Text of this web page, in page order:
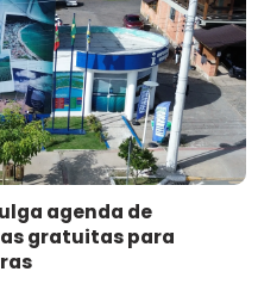
agenda de
gratuitas para